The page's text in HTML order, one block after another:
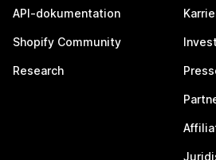
API-dokumentation
Shopify Community
Research